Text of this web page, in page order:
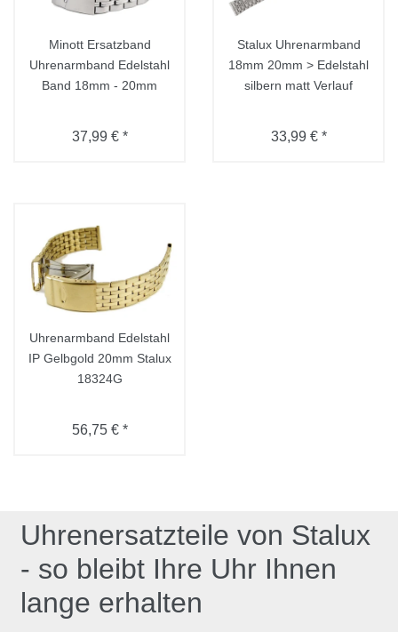
Minott Ersatzband
Uhrenarmband Edelstahl
Band 18mm - 20mm
37,99 € *
Stalux Uhrenarmband
18mm 20mm > Edelstahl
silbern matt Verlauf
33,99 € *
Uhrenarmband Edelstahl
IP Gelbgold 20mm Stalux
18324G
56,75 € *
Uhrenersatzteile von Stalux
- so bleibt Ihre Uhr Ihnen
lange erhalten